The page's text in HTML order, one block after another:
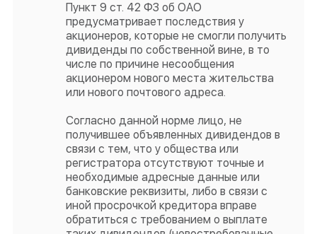
Пункт 9 ст. 42 ФЗ об ОАО
предусматривает последствия у
акционеров, которые не смогли получить
дивиденды по собственной вине, в то
числе по причине несообщения
акционером нового места жительства
или нового почтового адреса.
Согласно данной норме лицо, не
получившее объявленных дивидендов в
связи с тем, что у общества или
регистратора отсутствуют точные и
необходимые адресные данные или
банковские реквизиты, либо в связи с
иной просрочкой кредитора вправе
обратиться с требованием о выплате